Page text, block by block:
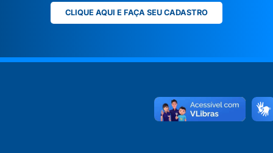
CLIQUE AQUI E FAÇA SEU CADASTRO